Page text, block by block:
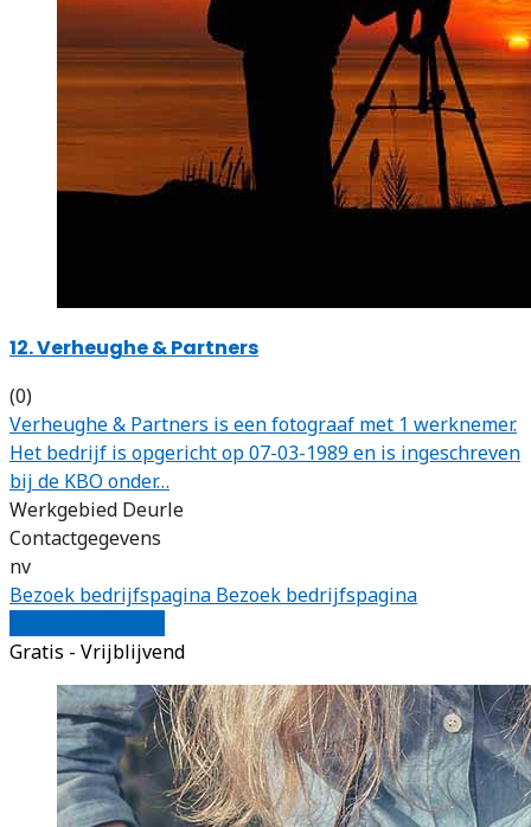
12. Verheughe & Partners
(0)
Verheughe & Partners is een fotograaf met 1 werknemer.
Het bedrijf is opgericht op 07-03-1989 en is ingeschreven
bij de KBO onder…
Werkgebied Deurle
Contactgegevens
nv
Bezoek bedrijfspagina Bezoek bedrijfspagina
Gratis - Vrijblijvend